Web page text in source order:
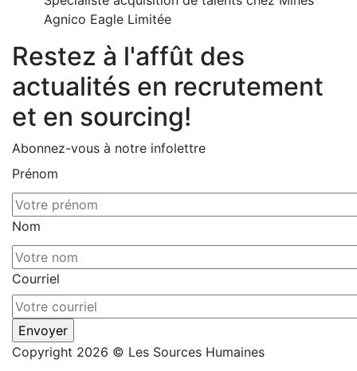
Agnico Eagle Limitée
Restez à l'affût des
actualités en recrutement
et en sourcing!
Abonnez-vous à notre infolettre
Prénom
Nom
Courriel
Copyright 2026 © Les Sources Humaines